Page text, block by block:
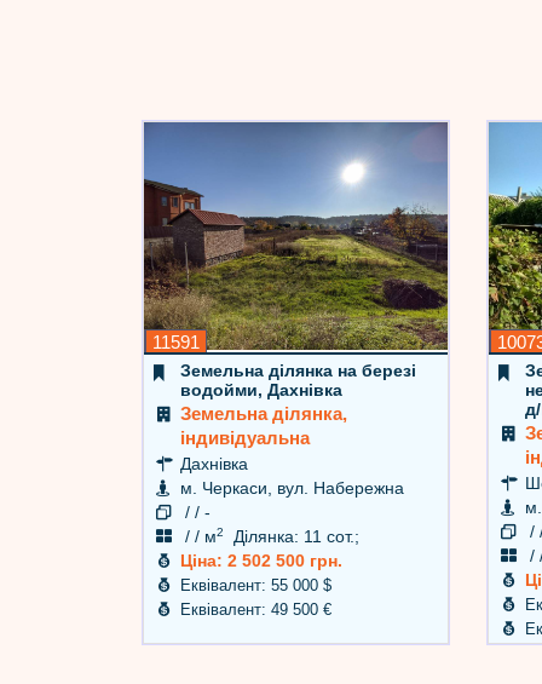
11591
Земельна ділянка на березі
водойми, Дахнівка
Земельна ділянка,
індивідуальна
Дахнівка
м. Черкаси, вул. Набережна
/ / -
/ / м2 Ділянка: 11 сот.;
Ціна: 2 502 500 грн.
Еквівалент: 55 000 $
Еквівалент: 49 500 €
/
/